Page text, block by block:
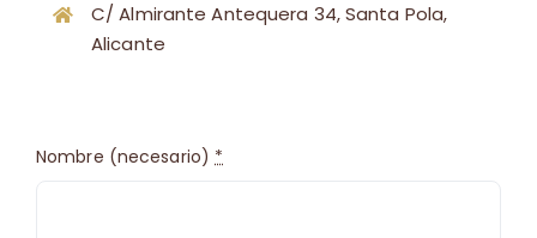
C/ Almirante Antequera 34, Santa Pola,
Alicante
Nombre (necesario) *